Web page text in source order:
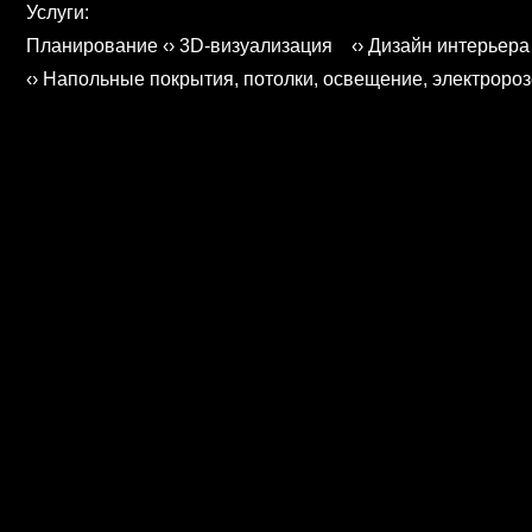
Услуги:
Планирование ‹› 3D-визуализация ‹› Дизайн интерьера
‹› Напольные покрытия, потолки, освещение,